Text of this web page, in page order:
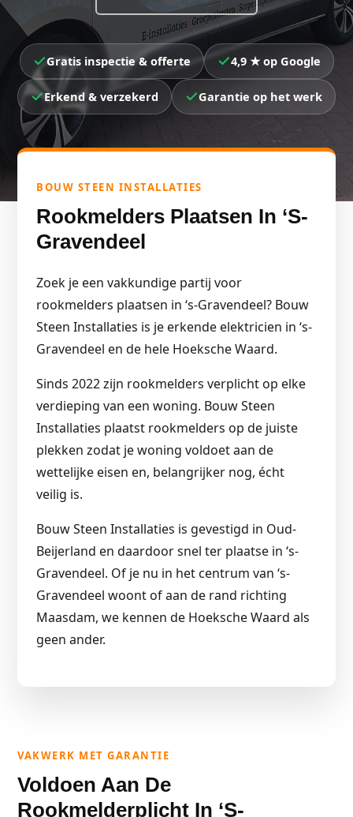
Gratis inspectie & offerte 4,9 ★ op Google
Erkend & verzekerd Garantie op het werk
BOUW STEEN INSTALLATIES
Rookmelders Plaatsen In ‘s-
Gravendeel
Zoek je een vakkundige partij voor
rookmelders plaatsen in ‘s-Gravendeel? Bouw
Steen Installaties is je erkende elektricien in ‘s-
Gravendeel en de hele Hoeksche Waard.
Sinds 2022 zijn rookmelders verplicht op elke
verdieping van een woning. Bouw Steen
Installaties plaatst rookmelders op de juiste
plekken zodat je woning voldoet aan de
wettelijke eisen en, belangrijker nog, écht
veilig is.
Bouw Steen Installaties is gevestigd in Oud-
Beijerland en daardoor snel ter plaatse in ‘s-
Gravendeel. Of je nu in het centrum van ‘s-
Gravendeel woont of aan de rand richting
Maasdam, we kennen de Hoeksche Waard als
geen ander.
VAKWERK MET GARANTIE
Voldoen Aan De
Rookmelderplicht In ‘s-